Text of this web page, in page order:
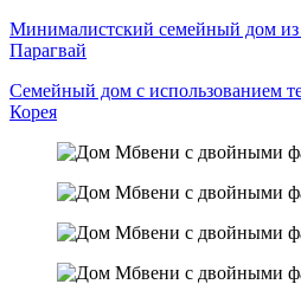
Минималистский семейный дом из
Парагвай
Семейный дом с использованием
Корея